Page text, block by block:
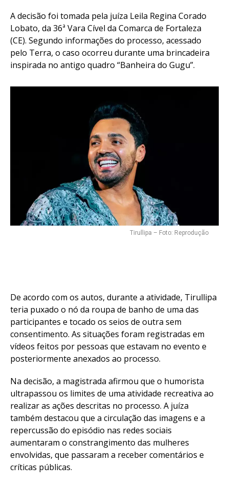
A decisão foi tomada pela juíza Leila Regina Corado
Lobato, da 36ª Vara Cível da Comarca de Fortaleza
(CE). Segundo informações do processo, acessado
pelo Terra, o caso ocorreu durante uma brincadeira
inspirada no antigo quadro “Banheira do Gugu”.
Tirullipa – Foto: Reprodução
De acordo com os autos, durante a atividade, Tirullipa
teria puxado o nó da roupa de banho de uma das
participantes e tocado os seios de outra sem
consentimento. As situações foram registradas em
vídeos feitos por pessoas que estavam no evento e
posteriormente anexados ao processo.
Na decisão, a magistrada afirmou que o humorista
ultrapassou os limites de uma atividade recreativa ao
realizar as ações descritas no processo. A juíza
também destacou que a circulação das imagens e a
repercussão do episódio nas redes sociais
aumentaram o constrangimento das mulheres
envolvidas, que passaram a receber comentários e
críticas públicas.